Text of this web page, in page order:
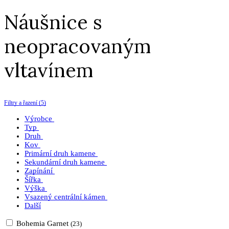
Náušnice s
neopracovaným
vltavínem
Filtry a řazení (5)
Výrobce
Typ
Druh
Kov
Primární druh kamene
Sekundární druh kamene
Zapínání
Šířka
Výška
Vsazený centrální kámen
Další
Bohemia Garnet (23)